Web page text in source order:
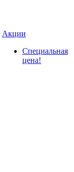
Акции
Специальная
цена!